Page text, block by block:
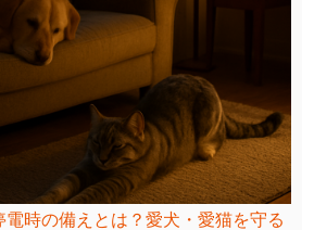
電時の備えとは？愛犬・愛猫を守る